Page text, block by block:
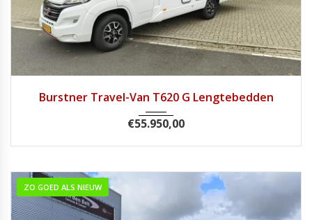
Burstner Travel-Van T620 G Lengtebedden
€55.950,00
ZO GOED ALS NIEUW